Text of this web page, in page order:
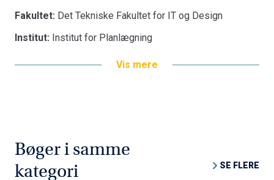
Fakultet: Det Tekniske Fakultet for IT og Design
Institut: Institut for Planlægning
Vis mere
Bøger i samme
kategori
SE FLERE